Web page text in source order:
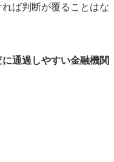
ば判断が覆ることはな
通過しやすい金融機関